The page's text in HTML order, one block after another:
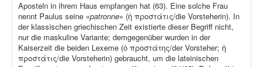
Aposteln in ihrem Haus empfangen hat (63). Eine solche Frau
nennt Paulus seine «patronne» (ἡ προστάτις/die Vorsteherin). In
der klassischen griechischen Zeit existierte dieser Begriff nicht,
nur die maskuline Variante; demgegenüber wurden in der
Kaiserzeit die beiden Lexeme (ὁ προστάτης/der Vorsteher; ἡ
προστάτις/die Vorsteherin) gebraucht, um die lateinischen